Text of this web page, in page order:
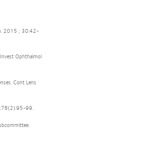
2015 ; 30:42-
Ophthalmol
Cont Lens
99.